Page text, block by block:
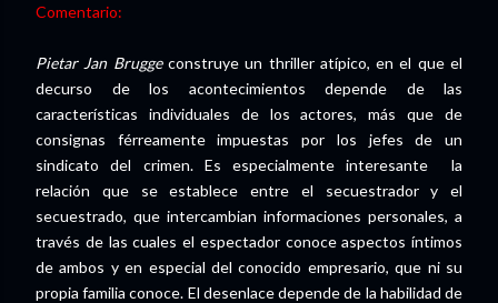
Comentario:
Pietar Jan Bruggeconstruye un thriller atípico, en el que el
decurso de los acontecimientos depende de las
características individuales de los actores, más que de
consignas férreamente impuestas por los jefes de un
sindicato del crimen. Es especialmente interesante la
relación que se establece entre el secuestrador y el
secuestrado, que intercambian informaciones personales, a
través de las cuales el espectador conoce aspectos íntimos
de ambos y en especial del conocido empresario, que ni su
propia familia conoce. El desenlace depende de la habilidad de